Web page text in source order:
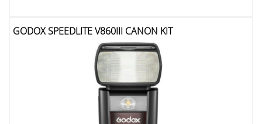
GODOX SPEEDLITE V860III CANON KIT